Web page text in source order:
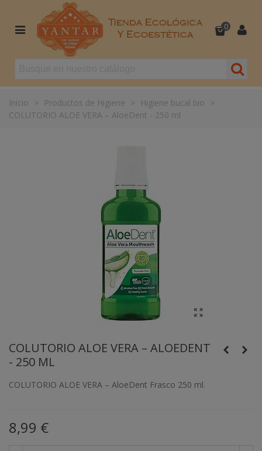
0
Inicio > Productos de Higiene > Higiene bucal bio >
COLUTORIO ALOE VERA – AloeDent - 250 ml
COLUTORIO ALOE VERA – ALOEDENT
- 250 ML
COLUTORIO ALOE VERA – AloeDent Frasco 250 ml.
8,99 €